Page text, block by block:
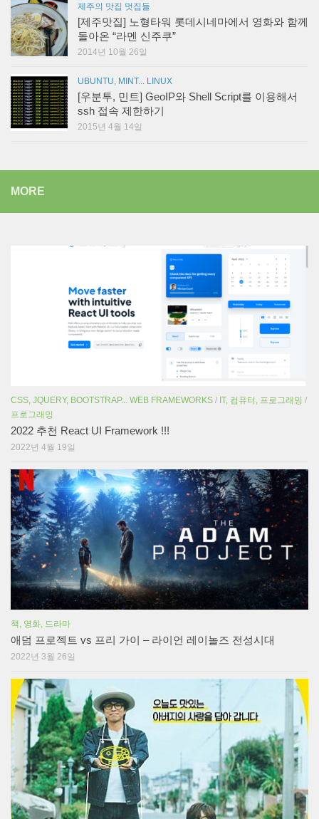
제주의 맛집 멋집들
[제주맛집] 노형타워 롯데시네마에서 영화와 함께
돌아온 “라멘 신주쿠”
2014년 10월 26일
UBUNTU, MINT... LINUX
[우분투, 민트] GeoIP와 Shell Script를 이용해서
ssh 접속 제한하기
2015년 4월 14일
MORE
CSS, JQUERY, BOOTSTRAP... WEB FRAMEWORKS / IT, 컴퓨터, 프로그래밍 /
프로그래밍
2022 추천 React UI Framework !!!
2022년 4월 19일
책, 영화, 드라마
애덤 프로젝트 vs 프리 가이 – 라이언 레이놀즈 전성시대
2022년 3월 26일